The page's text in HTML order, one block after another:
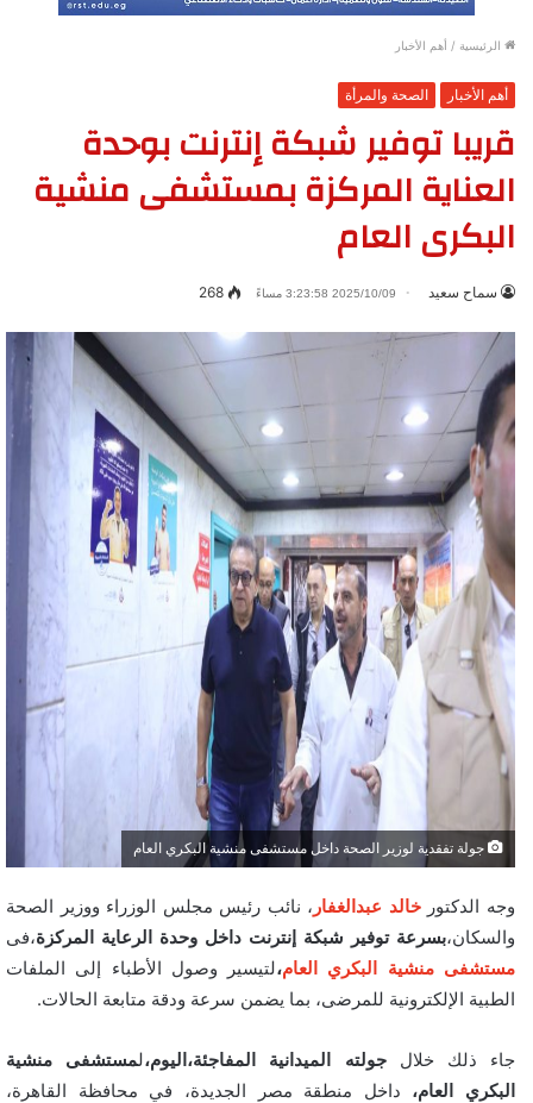
الرئيسية / أهم الأخبار
أهم الأخبار الصحة والمرأة
قريبا توفير شبكة إنترنت بوحدة
العناية المركزة بمستشفى منشية
البكرى العام
سماح سعيد 2025/10/09 3:23:58 مساءً 268
جولة تفقدية لوزير الصحة داخل مستشفى منشية البكري العام
وجه الدكتورخالد عبدالغفار ، نائب رئيس مجلس الوزراء ووزير الصحة
والسكان،بسرعة توفير شبكة إنترنت داخل وحدة الرعاية المركزة،فى
مستشفى منشية البكري العام،لتيسير وصول الأطباء إلى الملفات
الطبية الإلكترونية للمرضى، بما يضمن سرعة ودقة متابعة الحالات.
جاء ذلك خلالجولته الميدانية المفاجئة،اليوم،لمستشفى منشية
البكري العام، داخل منطقة مصر الجديدة، في محافظة القاهرة،